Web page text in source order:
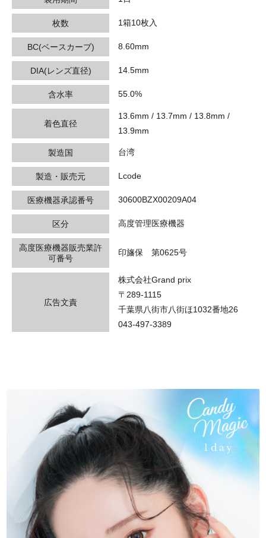
枚数 1箱10枚入
BC(ベースカーブ) 8.60mm
DIA(レンズ直径) 14.5mm
含水率 55.0%
着色直径
13.6mm / 13.7mm / 13.8mm /
13.9mm
製造国 台湾
製造・販売元 Lcode
医療機器承認番号 30600BZX00209A04
区分 高度管理医療機器
高度医療機器販売業許
可番号
印旛保 第0625号
広告文責
株式会社Grand prix
〒289-1115
千葉県八街市八街ほ1032番地26
043-497-3389